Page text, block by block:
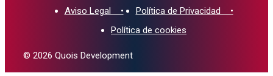
Aviso Legal •
Política de Privacidad •
Política de cookies
© 2026 Quois Development